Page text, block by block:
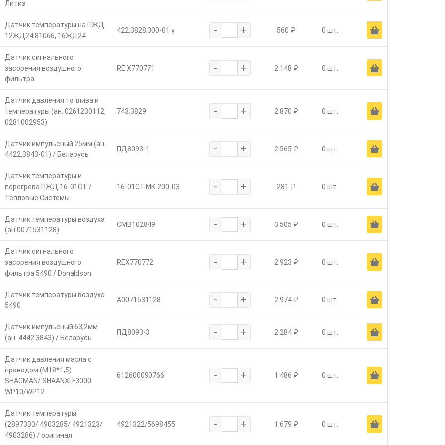
Литиз
Датчик температуры на ПЖД
12ЖД24.81066, 16ЖД24
422.3828.000-01 у - + 560 ₽ 0 шт. Ä
Датчик сигнального
засорения воздушного
фильтра
RE X770771 - + 2 148 ₽ 0 шт. Ä
Датчик давления топлива и
температуры (ан. 0261230112,
0281002953)
743.3829 - + 2 870 ₽ 0 шт. Ä
Датчик импульсный 25мм (ан.
4422.3843-01) / Беларусь
ПД8093-1 - + 2 565 ₽ 0 шт. Ä
Датчик температуры и
перегрева ПЖД 16-01СТ /
Тепловые Системы
16-01СТ.МК.200-03 - + 281 ₽ 0 шт. Ä
Датчик температуры воздуха
(ан.0071531128)
CMB102849 - + 3 505 ₽ 0 шт. Ä
Датчик сигнального
засорения воздушного
фильтра 5490 / Donaldson
REX770772 - + 2 923 ₽ 0 шт. Ä
Датчик температуры воздуха
5490
A0071531128 - + 2 974 ₽ 0 шт. Ä
Датчик импульсный 63,2мм
(ан. 4442.3843) / Беларусь
ПД8093-3 - + 2 284 ₽ 0 шт. Ä
Датчик давления масла с
проводом (М18*1,5)
SHACMAN/ SHAANXI F3000
WP10/WP12
612600090766 - + 1 486 ₽ 0 шт. Ä
Датчик температуры
(2897333/ 4903285/ 4921323/
4903286) / оригинал
4921322/5698455 - + 1 679 ₽ 0 шт. Ä